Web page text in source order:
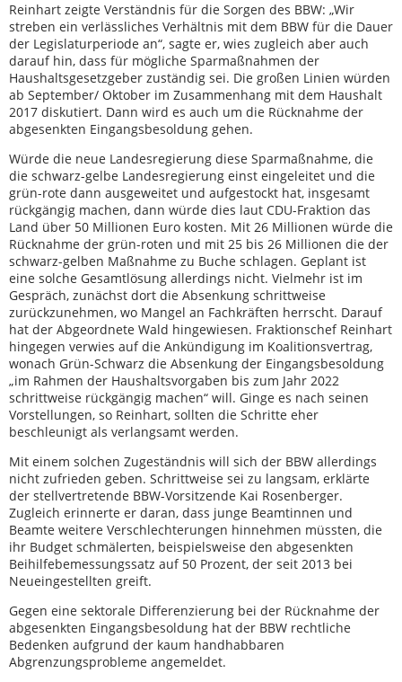
Reinhart zeigte Verständnis für die Sorgen des BBW: „Wir
streben ein verlässliches Verhältnis mit dem BBW für die Dauer
der Legislaturperiode an“, sagte er, wies zugleich aber auch
darauf hin, dass für mögliche Sparmaßnahmen der
Haushaltsgesetzgeber zuständig sei. Die großen Linien würden
ab September/ Oktober im Zusammenhang mit dem Haushalt
2017 diskutiert. Dann wird es auch um die Rücknahme der
abgesenkten Eingangsbesoldung gehen.
Würde die neue Landesregierung diese Sparmaßnahme, die
die schwarz-gelbe Landesregierung einst eingeleitet und die
grün-rote dann ausgeweitet und aufgestockt hat, insgesamt
rückgängig machen, dann würde dies laut CDU-Fraktion das
Land über 50 Millionen Euro kosten. Mit 26 Millionen würde die
Rücknahme der grün-roten und mit 25 bis 26 Millionen die der
schwarz-gelben Maßnahme zu Buche schlagen. Geplant ist
eine solche Gesamtlösung allerdings nicht. Vielmehr ist im
Gespräch, zunächst dort die Absenkung schrittweise
zurückzunehmen, wo Mangel an Fachkräften herrscht. Darauf
hat der Abgeordnete Wald hingewiesen. Fraktionschef Reinhart
hingegen verwies auf die Ankündigung im Koalitionsvertrag,
wonach Grün-Schwarz die Absenkung der Eingangsbesoldung
„im Rahmen der Haushaltsvorgaben bis zum Jahr 2022
schrittweise rückgängig machen“ will. Ginge es nach seinen
Vorstellungen, so Reinhart, sollten die Schritte eher
beschleunigt als verlangsamt werden.
Mit einem solchen Zugeständnis will sich der BBW allerdings
nicht zufrieden geben. Schrittweise sei zu langsam, erklärte
der stellvertretende BBW-Vorsitzende Kai Rosenberger.
Zugleich erinnerte er daran, dass junge Beamtinnen und
Beamte weitere Verschlechterungen hinnehmen müssten, die
ihr Budget schmälerten, beispielsweise den abgesenkten
Beihilfebemessungssatz auf 50 Prozent, der seit 2013 bei
Neueingestellten greift.
Gegen eine sektorale Differenzierung bei der Rücknahme der
abgesenkten Eingangsbesoldung hat der BBW rechtliche
Bedenken aufgrund der kaum handhabbaren
Abgrenzungsprobleme angemeldet.